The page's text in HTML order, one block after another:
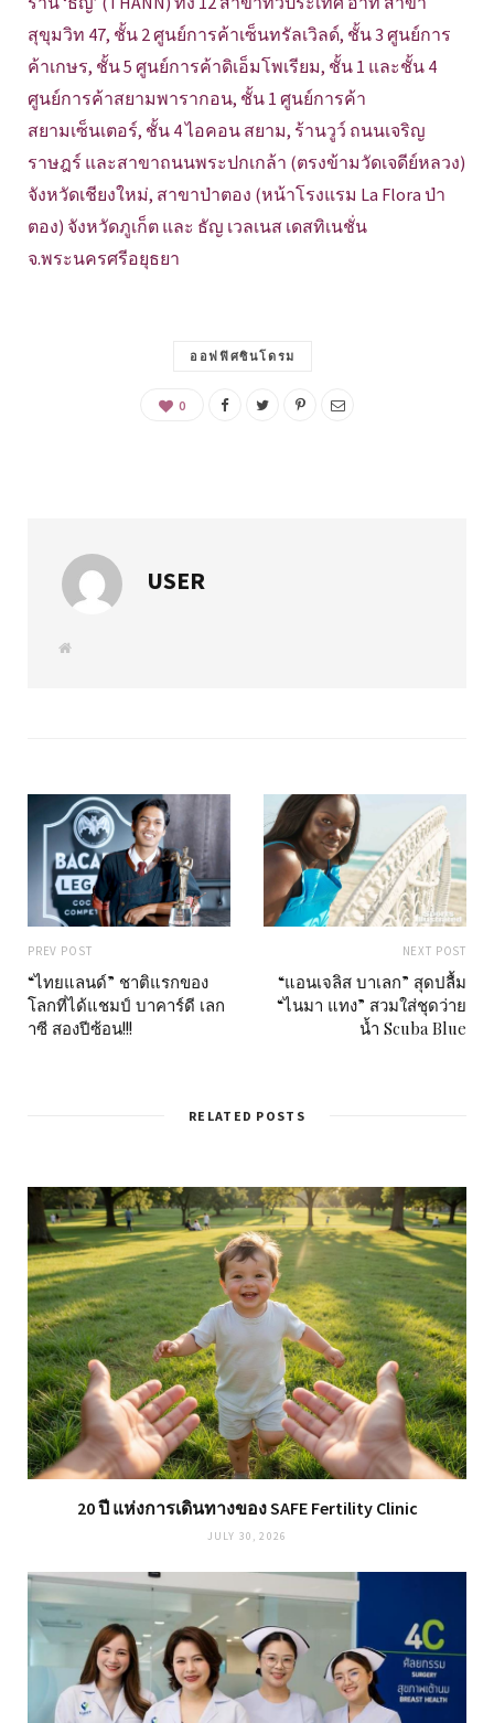
สุขุมวิท 47, ชั้น 2 ศูนย์การค้าเซ็นทรัลเวิลด์, ชั้น 3 ศูนย์การ
ค้าเกษร, ชั้น 5 ศูนย์การค้าดิเอ็มโพเรียม, ชั้น 1 และชั้น 4
ศูนย์การค้าสยามพารากอน, ชั้น 1 ศูนย์การค้า
สยามเซ็นเตอร์, ชั้น 4 ไอคอน สยาม, ร้านวูว์ ถนนเจริญ
ราษฎร์ และสาขาถนนพระปกเกล้า (ตรงข้ามวัดเจดีย์หลวง)
จังหวัดเชียงใหม่, สาขาป่าตอง (หน้าโรงแรม La Flora ป่า
ตอง) จังหวัดภูเก็ต และ ธัญ เวลเนส เดสทิเนชั่น
จ.พระนครศรีอยุธยา
ออฟฟิศซินโดรม
0
USER
W
PREV POST
“ไทยแลนด์” ชาติแรกของ
โลกที่ได้แชมป์ บาคาร์ดี เลก
าซี สองปีซ้อน!!!
NEXT POST
“แอนเจลิส บาเลก” สุดปลื้ม
“ไนมา แทง” สวมใส่ชุดว่าย
น้ำ Scuba Blue
RELATED POSTS
20 ปี แห่งการเดินทางของ SAFE Fertility Clinic
JULY 30, 2026